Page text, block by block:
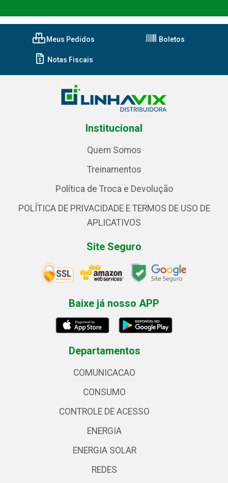
Meus Pedidos Boletos
Notas Fiscais
Institucional
Quem Somos
Treinamentos
Política de Troca e Devolução
POLÍTICA DE PRIVACIDADE E TERMOS DE USO DE
APLICATIVOS
Site Seguro
Baixe já nosso APP
Departamentos
COMUNICACAO
CONSUMO
CONTROLE DE ACESSO
ENERGIA
ENERGIA SOLAR
REDES